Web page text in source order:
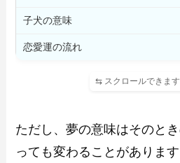
子犬の意味
恋愛運の流れ
ただし、夢の意味はそのと
っても変わることがあります